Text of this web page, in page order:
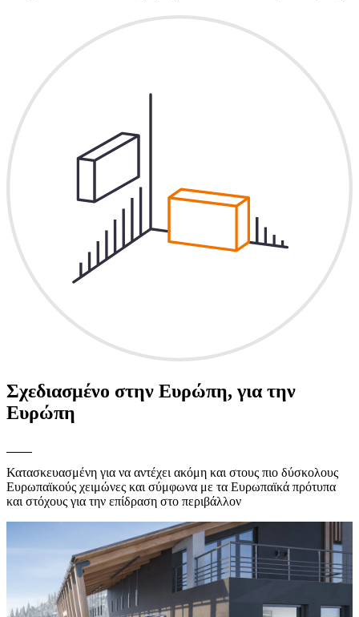
Σχεδιασμένο στην Ευρώπη, για την
Ευρώπη
Κατασκευασμένη για να αντέχει ακόμη και στους πιο δύσκολους
Ευρωπαϊκούς χειμώνες και σύμφωνα με τα Ευρωπαϊκά πρότυπα
και στόχους για την επίδραση στο περιβάλλον